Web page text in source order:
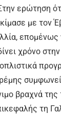
ερώτηση
με τον
χρόνο
βραχνά της
τη